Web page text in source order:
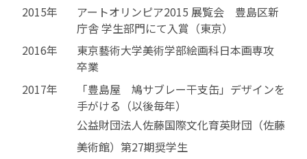
2015年
アートオリンピア2015 展覧会 豊島区新
庁舎 学生部門にて入賞（東京）
2016年
東京藝術大学美術学部絵画科日本画専攻
卒業
2017年
「豊島屋 鳩サブレー干支缶」デザインを
手がける（以後毎年）
公益財団法人佐藤国際文化育英財団（佐藤
美術館）第27期奨学生